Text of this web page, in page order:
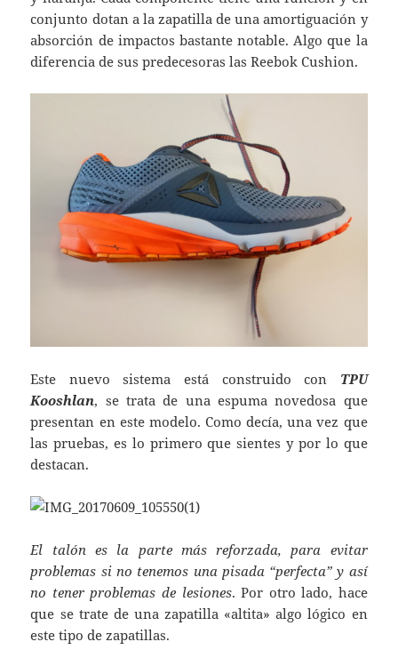
conjunto dotan a la zapatilla de una amortiguación y
absorción de impactos bastante notable. Algo que la
diferencia de sus predecesoras las Reebok Cushion.
Este nuevo sistema está construido con TPU
Kooshlan, se trata de una espuma novedosa que
presentan en este modelo. Como decía, una vez que
las pruebas, es lo primero que sientes y por lo que
destacan.
El talón es la parte más reforzada, para evitar
problemas si no tenemos una pisada “perfecta” y así
no tener problemas de lesiones. Por otro lado, hace
que se trate de una zapatilla «altita» algo lógico en
este tipo de zapatillas.